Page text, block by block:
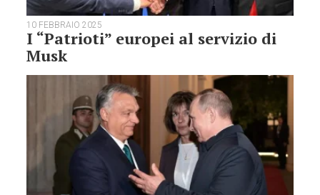
10 FEBBRAIO 2025
I “Patrioti” europei al servizio di
Musk